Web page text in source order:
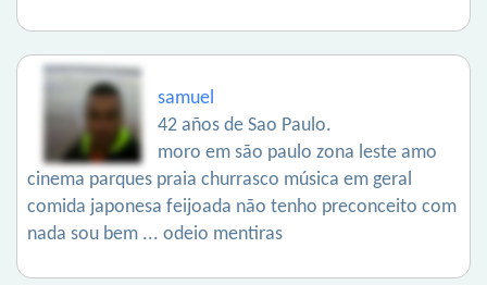
samuel
42 años de Sao Paulo.
moro em são paulo zona leste amo
cinema parques praia churrasco música em geral
comida japonesa feijoada não tenho preconceito com
nada sou bem ... odeio mentiras